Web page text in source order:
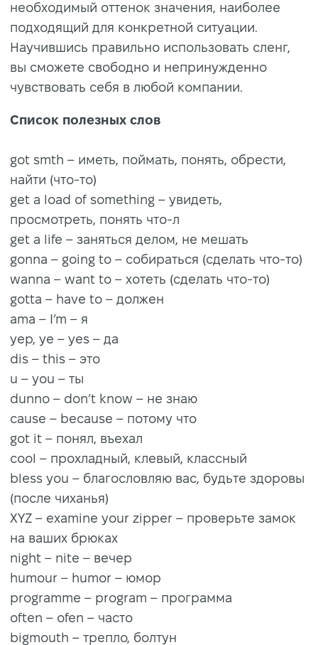
необходимый оттенок значения, наиболее
подходящий для конкретной ситуации.
Научившись правильно использовать сленг,
вы сможете свободно и непринужденно
чувствовать себя в любой компании.
Список полезных слов
got smth – иметь, поймать, понять, обрести,
найти (что-то)
get a load of something – увидеть,
просмотреть, понять что-л
get a life – заняться делом, не мешать
gonna – going to – собираться (сделать что-то)
wanna – want to – хотеть (сделать что-то)
gotta – have to – должен
ama – I’m – я
yep, ye – yes – да
dis – this – это
u – you – ты
dunno – don’t know – не знаю
cause – because – потому что
got it – понял, въехал
cool – прохладный, клевый, классный
bless you – благословляю вас, будьте здоровы
(после чиханья)
XYZ – examine your zipper – проверьте замок
на ваших брюках
night – nite – вечер
humour – humor – юмор
programme – program – программа
often – ofen – часто
bigmouth – трепло, болтун